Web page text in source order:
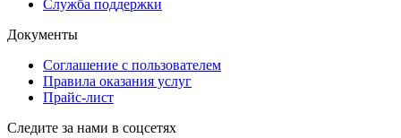
Служба поддержки
Документы
Соглашение с пользователем
Правила оказания услуг
Прайс-лист
Следите за нами в соцсетях